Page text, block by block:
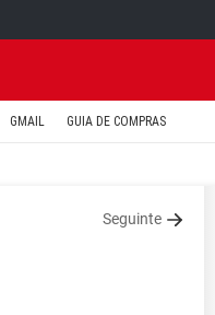
GMAIL GUIA DE COMPRAS
Seguinte